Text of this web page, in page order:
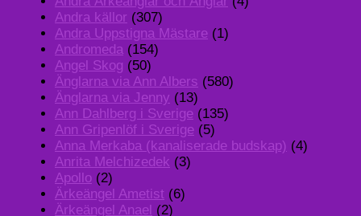
Andra källor (307)
Andra Uppstigna Mästare (1)
Andromeda (154)
Angel Skog (50)
Änglarna via Ann Albers (580)
Änglarna via Jenny (13)
Ann Dahlberg i Sverige (135)
Ann Gripenlöf i Sverige (5)
Anna Merkaba (kanaliserade budskap) (4)
Anrita Melchizedek (3)
Apollo (2)
Ärkeängel Ametist (6)
Ärkeängel Anael (2)